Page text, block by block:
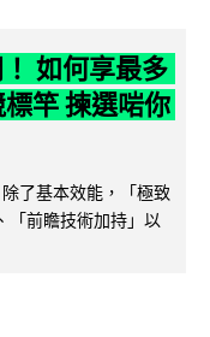
如何享最多
竿 揀選啱你
了基本效能，「極致
「前瞻技術加持」以